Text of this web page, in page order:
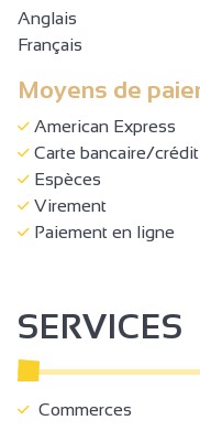
des pistes cyclables
• La facilité de
des Graviers place
• L’ambiance
toute autonomie
Anglais
Français
Moyens de
American Express
Carte bancaire/crédit
Espèces
Virement
Paiement en ligne
SERVICES
Commerces